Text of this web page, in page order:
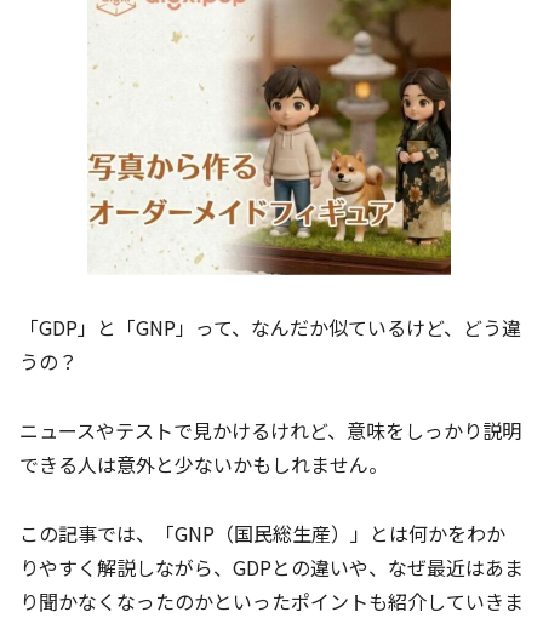
「GDP」と「GNP」って、なんだか似ているけど、どう違
うの？
ニュースやテストで見かけるけれど、意味をしっかり説明
できる人は意外と少ないかもしれません。
この記事では、「GNP（国民総生産）」とは何かをわか
りやすく解説しながら、GDPとの違いや、なぜ最近はあま
り聞かなくなったのかといったポイントも紹介していきま